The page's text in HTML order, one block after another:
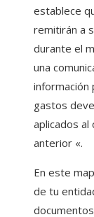
establece
remitirán a
durante el
una
información
gastos
aplicados al
anterior «.
En este
de tu